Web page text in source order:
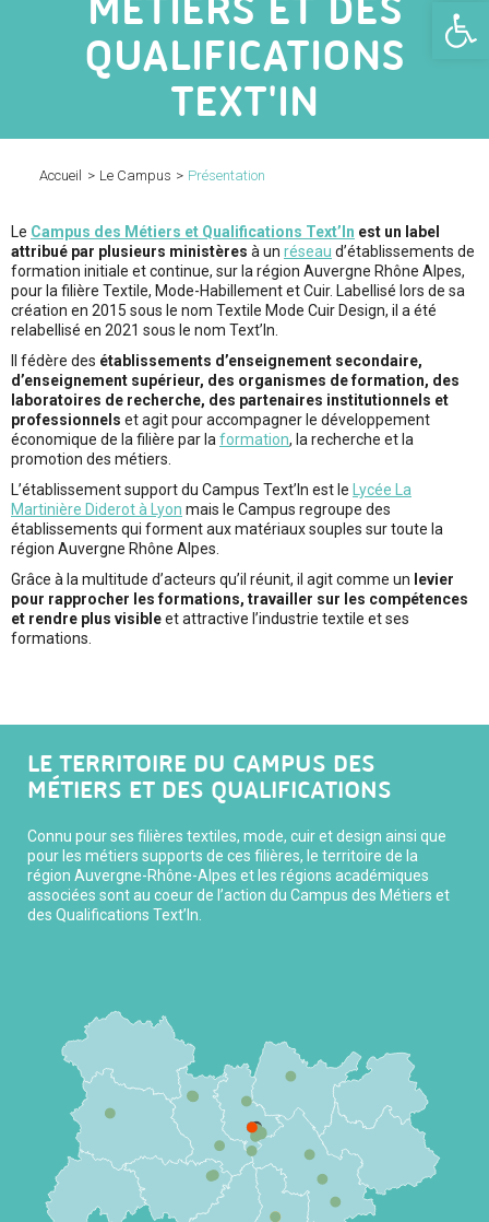
MÉTIERS ET DES
QUALIFICATIONS
TEXT'IN
Accueil > Le Campus > Présentation
Le Campus des Métiers et Qualifications Text’In est un label
attribué par plusieurs ministères à un réseau d’établissements de
formation initiale et continue, sur la région Auvergne Rhône Alpes,
pour la filière Textile, Mode-Habillement et Cuir. Labellisé lors de sa
création en 2015 sous le nom Textile Mode Cuir Design, il a été
relabellisé en 2021 sous le nom Text’In.
Il fédère des établissements d’enseignement secondaire,
d’enseignement supérieur, des organismes de formation, des
laboratoires de recherche, des partenaires institutionnels et
professionnels et agit pour accompagner le développement
économique de la filière par la formation, la recherche et la
promotion des métiers.
L’établissement support du Campus Text’In est le
Lycée La
Martinière Diderot à Lyon mais le Campus regroupe des
établissements qui forment aux matériaux souples sur toute la
région Auvergne Rhône Alpes.
Grâce à la multitude d’acteurs qu’il réunit, il agit comme un levier
pour rapprocher les formations, travailler sur les compétences
et rendre plus visibleet attractive l’industrie textile et ses
formations.
LE TERRITOIRE DU CAMPUS DES
MÉTIERS ET DES QUALIFICATIONS
Connu pour ses filières textiles, mode, cuir et design ainsi que
pour les métiers supports de ces filières, le territoire de la
région Auvergne-Rhône-Alpes et les régions académiques
associées sont au coeur de l’action du Campus des Métiers et
des Qualifications Text’In.